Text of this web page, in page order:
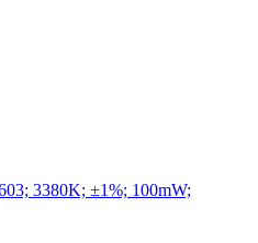
3380K; ±1%; 100mW;